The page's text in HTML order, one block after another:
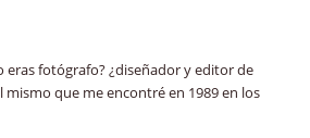
eras fotógrafo? ¿diseñador y editor de
mismo que me encontré en 1989 en los